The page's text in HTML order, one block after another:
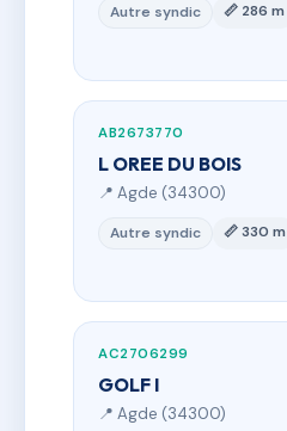
Autre syndic 📏 286 m
AB2673770
L OREE DU BOIS
📍 Agde (34300)
Autre syndic 📏 330 m
AC2706299
GOLF I
📍 Agde (34300)